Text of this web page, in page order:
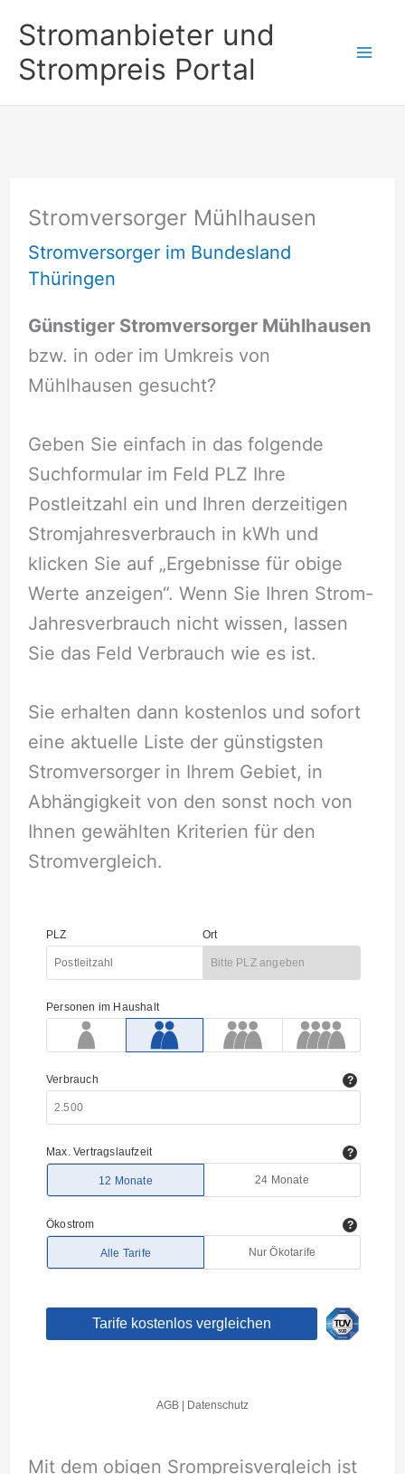
Inhalt
springen
Stromanbieter und
Strompreis Portal
Stromversorger Mühlhausen
Stromversorger im Bundesland
Thüringen
Günstiger Stromversorger Mühlhausen
bzw. in oder im Umkreis von
Mühlhausen gesucht?
Geben Sie einfach in das folgende
Suchformular im Feld PLZ Ihre
Postleitzahl ein und Ihren derzeitigen
Stromjahresverbrauch in kWh und
klicken Sie auf „Ergebnisse für obige
Werte anzeigen“. Wenn Sie Ihren Strom-
Jahresverbrauch nicht wissen, lassen
Sie das Feld Verbrauch wie es ist.
Sie erhalten dann kostenlos und sofort
eine aktuelle Liste der günstigsten
Stromversorger in Ihrem Gebiet, in
Abhängigkeit von den sonst noch von
Ihnen gewählten Kriterien für den
Stromvergleich.
Mit dem obigen Srompreisvergleich ist